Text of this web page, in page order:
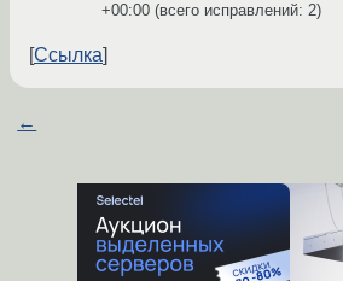
+00:00 (всего исправлений: 2)
Ссылка
←